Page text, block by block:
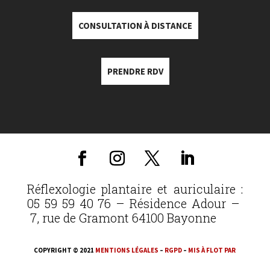
CONSULTATION À DISTANCE
PRENDRE RDV
Réflexologie plantaire et auriculaire :
05 59 59 40 76 – Résidence Adour –
7, rue de Gramont 64100 Bayonne
COPYRIGHT © 2021 MENTIONS LÉGALES – RGPD – MIS À FLOT PAR